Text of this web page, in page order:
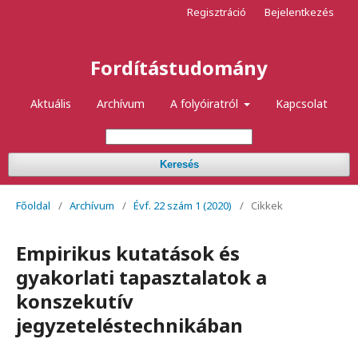
Fordítástudomány
Aktuális Archívum A folyóiratról Kapcsolat
Keresés
Regisztráció Bejelentkezés
Főoldal / Archívum / Évf. 22 szám 1 (2020) / Cikkek
Empirikus kutatások és
gyakorlati tapasztalatok a
konszekutív
jegyzeteléstechnikában